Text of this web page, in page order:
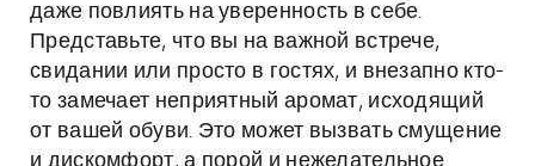
даже повлиять на уверенность в себе.
Представьте, что вы на важной встрече,
свидании или просто в гостях, и внезапно кто-
то замечает неприятный аромат, исходящий
от вашей обуви. Это может вызвать смущение
и дискомфорт, а порой и нежелательное